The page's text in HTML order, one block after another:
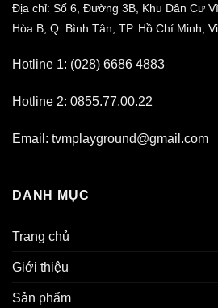
Địa chỉ: Số 6, Đường 3B, Khu Dân Cư
Hòa B, Q. Bình Tân, TP. Hồ Chí Minh,
Hotline 1: (028) 6686 4883
Hotline 2: 0855.77.00.22
Email: tvmplayground@gmail.com
DANH MỤC
Trang chủ
Giới thiệu
Sản phẩm